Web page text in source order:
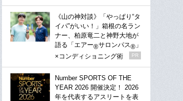
《山の神対談》「やっぱり“タ
イパ”がいい！」箱根の名ラン
ナー、柏原竜二と神野大地が
語る「エアー®サロンパス® 」
×コンディショニング術
PR
Number SPORTS OF THE
YEAR 2026 開催決定！ 2026
年を代表するアスリートを表